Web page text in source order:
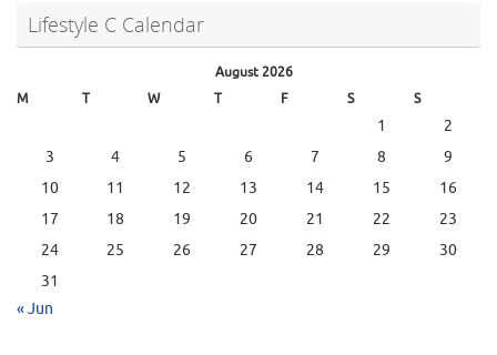
Lifestyle C Calendar
August 2026
M
T W T F S S
1
2
3
4 5 6 7 8
9
10
11 12 13 14 15
16
17
18 19 20 21 22
23
24
25 26 27 28 29
30
31
« Jun